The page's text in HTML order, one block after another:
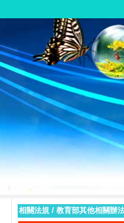
相關法規 / 教育部其他相關辦